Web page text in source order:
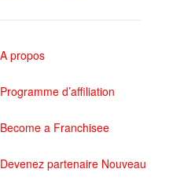
A propos
Programme d’affiliation
Become a Franchisee
Devenez partenaire Nouveau